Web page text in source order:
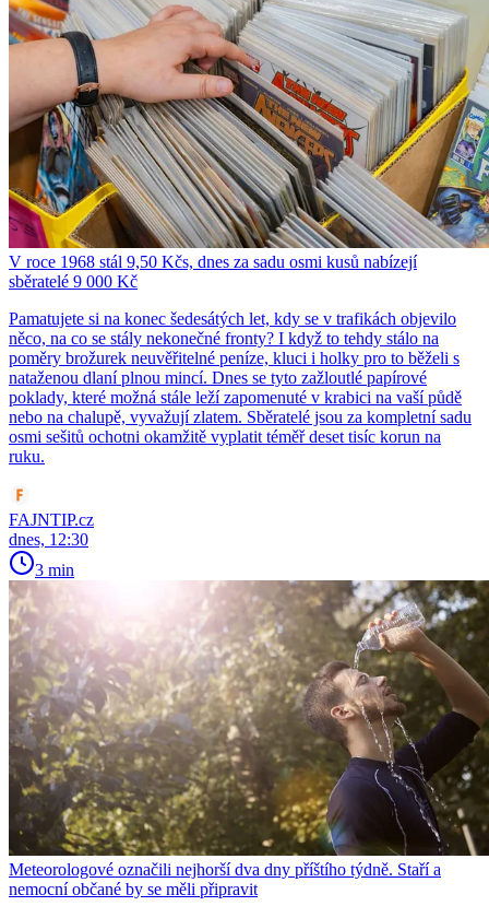
V roce 1968 stál 9,50 Kčs, dnes za sadu osmi kusů nabízejí
sběratelé 9 000 Kč
Pamatujete si na konec šedesátých let, kdy se v trafikách objevilo
něco, na co se stály nekonečné fronty? I když to tehdy stálo na
poměry brožurek neuvěřitelné peníze, kluci i holky pro to běželi s
nataženou dlaní plnou mincí. Dnes se tyto zažloutlé papírové
poklady, které možná stále leží zapomenuté v krabici na vaší půdě
nebo na chalupě, vyvažují zlatem. Sběratelé jsou za kompletní sadu
osmi sešitů ochotni okamžitě vyplatit téměř deset tisíc korun na
ruku.
FAJNTIP.cz
dnes, 12:30
3 min
Meteorologové označili nejhorší dva dny příštího týdně. Staří a
nemocní občané by se měli připravit